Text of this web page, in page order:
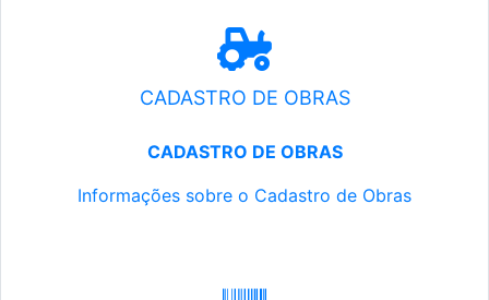
CADASTRO DE OBRAS
CADASTRO DE OBRAS
Informações sobre o Cadastro de Obras